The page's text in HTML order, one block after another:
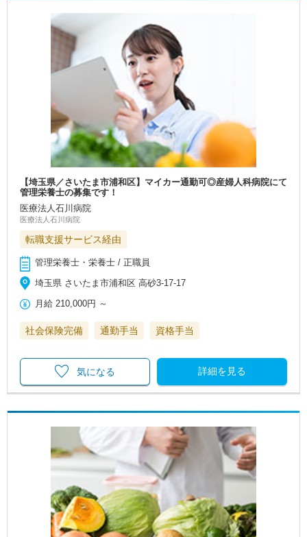
【埼玉県／さいたま市浦和区】マイカー通勤可◎産婦人科病院にて
管理栄養士の募集です！
医療法人石川病院
医療法人石川病院
転職支援サービス経由
管理栄養士・栄養士 / 正職員
埼玉県 さいたま市浦和区 高砂3-17-17
月給 210,000円 ～
社会保険完備 通勤手当 資格手当
詳細を見る
気になる